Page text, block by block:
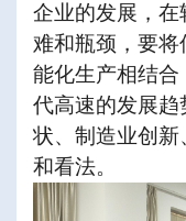
企业的发展，在
难和瓶颈，要
能化生产相结
代高速的发展
状、制造业创
和看法。